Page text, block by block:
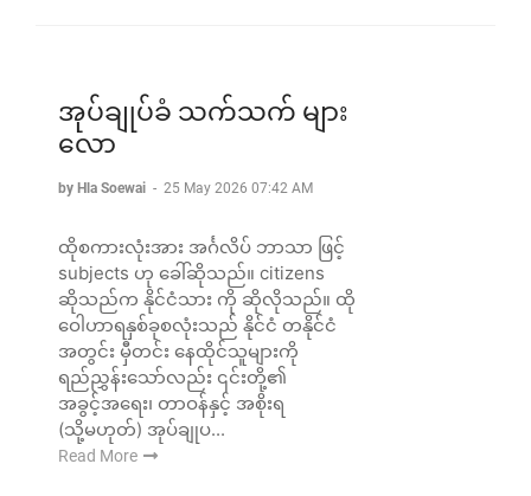
အုပ်ချုပ်ခံ သက်သက် များ
လော
by Hla Soewai - 25 May 2026 07:42 AM
ထိုစကားလုံးအား အင်္ဂလိပ် ဘာသာ ဖြင့်
subjects ဟု ခေါ်ဆိုသည်။ citizens
ဆိုသည်က နိုင်ငံသား ကို ဆိုလိုသည်။ ထို
ဝေါဟာရနှစ်ခုစလုံးသည် နိုင်ငံ တနိုင်ငံ
အတွင်း မှီတင်း နေထိုင်သူများကို
ရည်ညွှန်းသော်လည်း ၎င်းတို့၏
အခွင့်အရေး၊ တာဝန်နှင့် အစိုးရ
(သို့မဟုတ်) အုပ်ချုပ...
Read More